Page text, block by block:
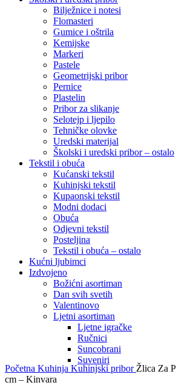
Bilježnice i notesi
Flomasteri
Gumice i oštrila
Kemijske
Markeri
Pastele
Geometrijski pribor
Pernice
Plastelin
Pribor za slikanje
Selotejp i ljepilo
Tehničke olovke
Uredski materijal
Školski i uredski pribor – ostalo
Tekstil i obuća
Kućanski tekstil
Kuhinjski tekstil
Kupaonski tekstil
Modni dodaci
Obuća
Odjevni tekstil
Posteljina
Tekstil i obuća – ostalo
Kućni ljubimci
Izdvojeno
Božićni asortiman
Dan svih svetih
Valentinovo
Ljetni asortiman
Ljetne igračke
Ručnici
Suncobrani
Suveniri
Početna Kuhinja Kuhinjski pribor Žlica Za
cm – Kinvara